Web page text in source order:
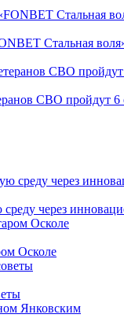
Стальная
СВО пройдут 6
через
Осколе